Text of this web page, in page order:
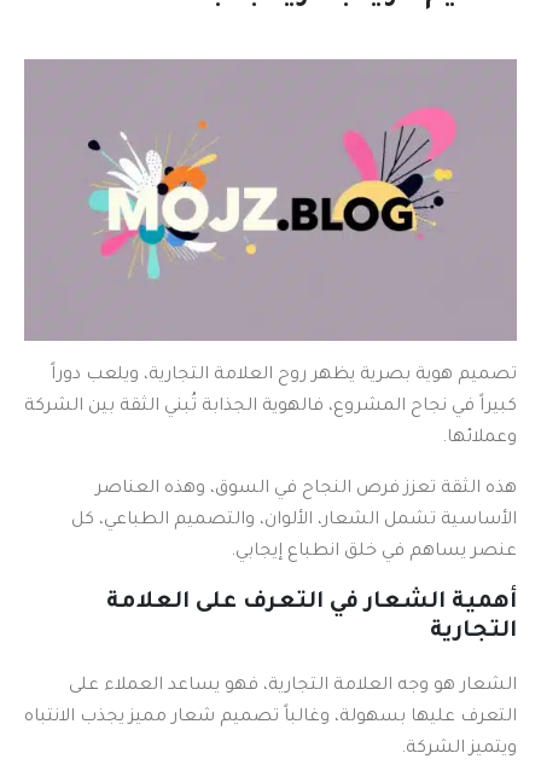
تصميم هوية بصرية يظهر روح العلامة التجارية، ويلعب دوراً
كبيراً في نجاح المشروع، فالهوية الجذابة تُبني الثقة بين الشركة
وعملائها.
هذه الثقة تعزز فرص النجاح في السوق، وهذه العناصر
الأساسية تشمل الشعار، الألوان، والتصميم الطباعي، كل
عنصر يساهم في خلق انطباع إيجابي.
أهمية الشعار في التعرف على العلامة
التجارية
الشعار هو وجه العلامة التجارية، فهو يساعد العملاء على
التعرف عليها بسهولة، وغالباً تصميم شعار مميز يجذب الانتباه
ويتميز الشركة.